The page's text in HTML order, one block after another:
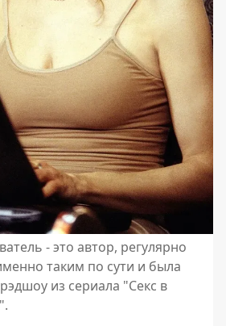
- это автор, регулярно
таким по сути и была
из сериала "Секс в